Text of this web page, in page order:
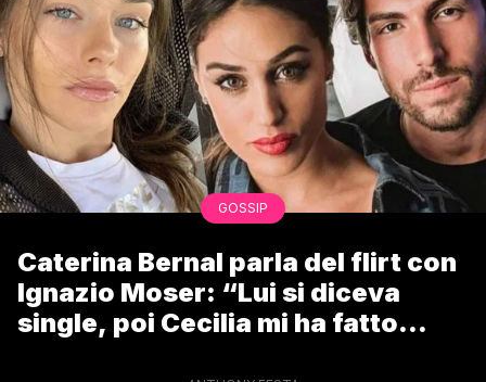
GOSSIP
Caterina Bernal parla del flirt con
Ignazio Moser: “Lui si diceva
single, poi Cecilia mi ha fatto